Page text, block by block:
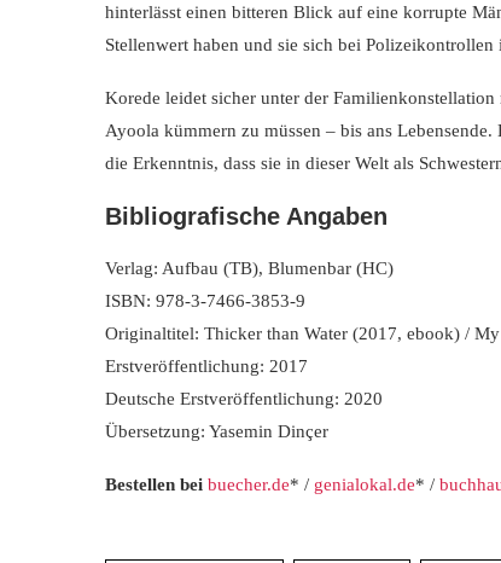
hinterlässt einen bitteren Blick auf eine korrupte
Stellenwert haben und sie sich bei
Korede leidet sicher unter der
Ayoola kümmern zu müssen – bis ans
die Erkenntnis, dass sie in dieser Welt als
Bibliografische Angaben
Verlag: Aufbau (TB), Blumenbar (HC)
ISBN: 978-3-7466-3853-9
Originaltitel: Thicker than Water (2017, ebook) /
Erstveröffentlichung: 2017
Deutsche Erstveröffentlichung: 2020
Übersetzung: Yasemin Dinçer
Bestellen bei buecher.de* / genialokal.de* /